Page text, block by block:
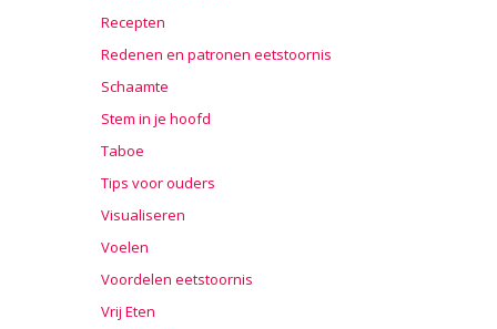
Recepten
Redenen en patronen eetstoornis
Schaamte
Stem in je hoofd
Taboe
Tips voor ouders
Visualiseren
Voelen
Voordelen eetstoornis
Vrij Eten